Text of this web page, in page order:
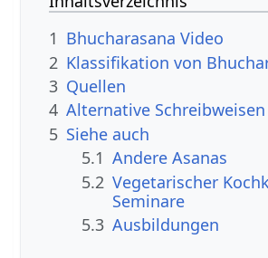
1 Bhucharasana Video
2 Klassifikation von
3 Quellen
4 Alternative Schreibweisen
5 Siehe auch
5.1 Andere Asanas
5.2 Vegetarischer
Seminare
5.3 Ausbildungen